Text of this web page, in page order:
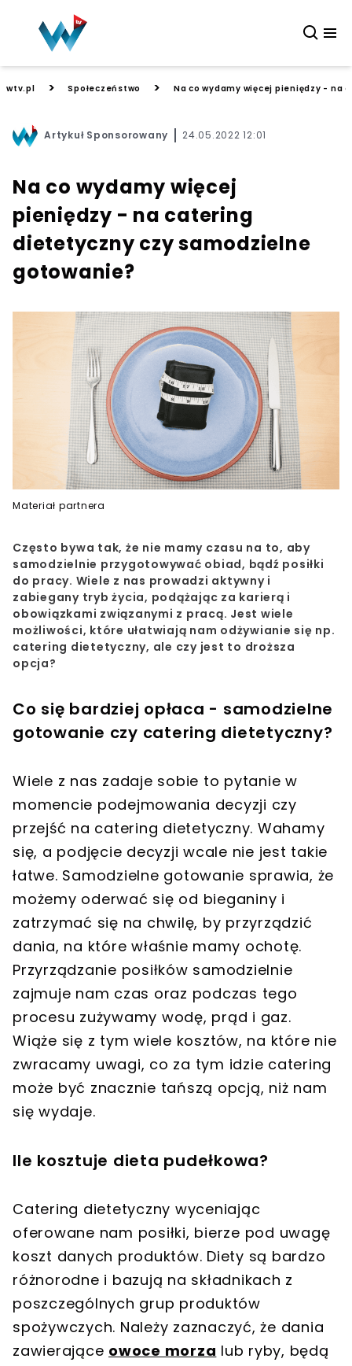
wtv.pl > Społeczeństwo > Na co wydamy więcej pieniędzy -
Artykuł Sponsorowany 24.05.2022 12:01
Na co wydamy więcej
pieniędzy - na catering
dietetyczny czy samodzielne
gotowanie?
Materiał partnera
Często bywa tak, że nie mamy czasu na to, aby
samodzielnie przygotowywać obiad, bądź posiłki
do pracy. Wiele z nas prowadzi aktywny i
zabiegany tryb życia, podążając za karierą i
obowiązkami związanymi z pracą. Jest wiele
możliwości, które ułatwiają nam odżywianie się np.
catering dietetyczny, ale czy jest to droższa
opcja?
Co się bardziej opłaca - samodzielne
gotowanie czy catering dietetyczny?
Wiele z nas zadaje sobie to pytanie w
momencie podejmowania decyzji czy
przejść na catering dietetyczny. Wahamy
się, a podjęcie decyzji wcale nie jest takie
łatwe. Samodzielne gotowanie sprawia, że
możemy oderwać się od bieganiny i
zatrzymać się na chwilę, by przyrządzić
dania, na które właśnie mamy ochotę.
Przyrządzanie posiłków samodzielnie
zajmuje nam czas oraz podczas tego
procesu zużywamy wodę, prąd i gaz.
Wiąże się z tym wiele kosztów, na które nie
zwracamy uwagi, co za tym idzie catering
może być znacznie tańszą opcją, niż nam
się wydaje.
Ile kosztuje dieta pudełkowa?
Catering dietetyczny wyceniając
oferowane nam posiłki, bierze pod uwagę
koszt danych produktów. Diety są bardzo
różnorodne i bazują na składnikach z
poszczególnych grup produktów
spożywczych. Należy zaznaczyć, że dania
zawierające owoce morza lub ryby, będą